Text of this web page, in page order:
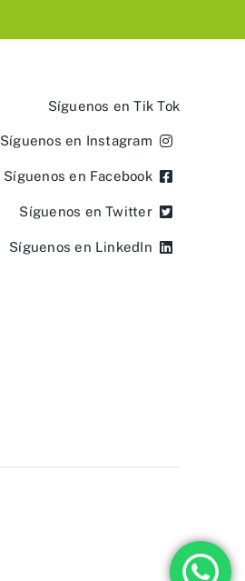
Síguenos en Tik Tok
Síguenos en Instagram
Síguenos en Facebook
Síguenos en Twitter
Síguenos en LinkedIn